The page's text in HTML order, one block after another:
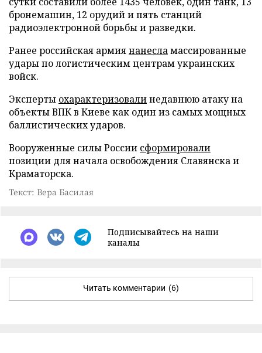
бронемашин, 12 орудий и пять станций
радиоэлектронной борьбы и разведки.
Ранее российская армиянанесламассированные
удары по логистическим центрам украинских
войск.
Эксперты охарактеризовалинедавнюю атаку на
объекты ВПК в Киеве как один из самых мощных
баллистических ударов.
Вооруженные силы России сформировали
позиции для начала освобождения Славянска и
Краматорска.
Текст: Вера Басилая
Подписывайтесь на наши
каналы
Читать комментарии (6)